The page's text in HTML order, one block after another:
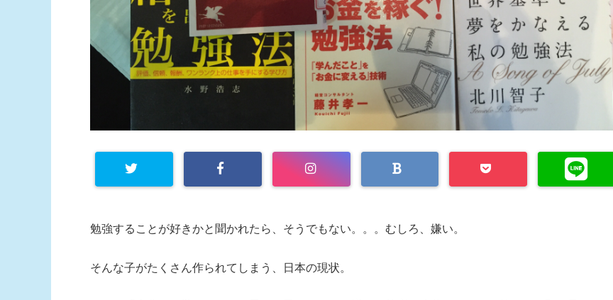
勉強することが好きかと聞かれたら、そうでもない。。。むしろ、嫌い。
そんな子がたくさん作られてしまう、日本の現状。